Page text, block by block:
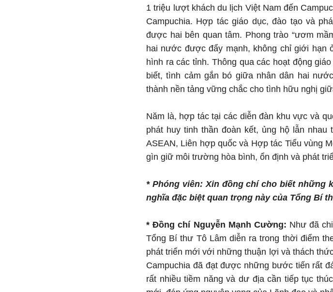
1 triệu lượt khách du lịch Việt Nam đến
Campuchia. Hợp tác giáo dục, đào tạo và
được hai bên quan tâm. Phong trào “ươm
hai nước được đẩy mạnh, không chỉ giới hạn
hình ra các tỉnh. Thông qua các hoạt động
biết, tình cảm gắn bó giữa nhân dân hai
thành nền tảng vững chắc cho tình hữu nghị
Năm là, hợp tác tại các diễn đàn khu vực và
phát huy tinh thần đoàn kết, ủng hộ lẫn
ASEAN, Liên hợp quốc và Hợp tác Tiểu vùng
gìn giữ môi trường hòa bình, ổn định và phát
* Phóng viên: Xin đồng chí cho biết những
nghĩa đặc biệt quan trọng này của Tổng Bí
* Đồng chí Nguyễn Mạnh Cường: Như đã
Tổng Bí thư Tô Lâm diễn ra trong thời điểm
phát triển mới với những thuận lợi và thách
Campuchia đã đạt được những bước tiến rất
rất nhiều tiềm năng và dư địa cần tiếp tục